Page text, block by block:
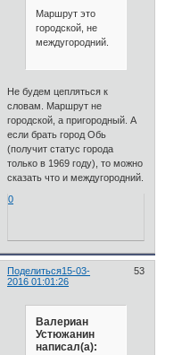
Маршрут это
городской, не
междугородний.
Не будем цепляться к
словам. Маршрут не
городской, а пригородный. А
если брать город Обь
(получит статус города
только в 1969 году), то можно
сказать что и междугородний.
0
Поделиться 53
15-03-
2016 01:01:26
Валериан
Устюжанин
написал(а):